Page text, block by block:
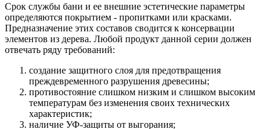
Срок службы бани и ее внешние эстетические параметры
определяются покрытием - пропитками или красками.
Предназначение этих составов сводится к консервации
элементов из дерева. Любой продукт данной серии должен
отвечать ряду требований:
создание защитного слоя для предотвращения
преждевременного разрушения древесины;
противостояние слишком низким и слишком высоким
температурам без изменения своих технических
характеристик;
наличие УФ-защиты от выгорания;